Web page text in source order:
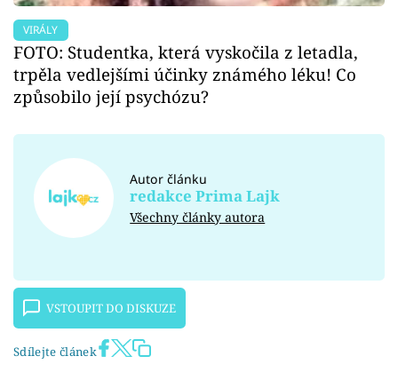
VIRÁLY
FOTO: Studentka, která vyskočila z letadla,
trpěla vedlejšími účinky známého léku! Co
způsobilo její psychózu?
Autor článku
redakce Prima Lajk
Všechny články autora
VSTOUPIT DO DISKUZE
Sdílejte článek